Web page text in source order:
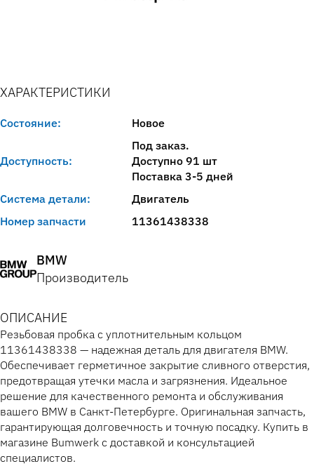
ХАРАКТЕРИСТИКИ
Состояние: Новое
Доступность:
Под заказ.
Доступно 91 шт
Поставка 3-5 дней
Система детали:
Двигатель
Номер запчасти
11361438338
BMW
Производитель
ОПИСАНИЕ
Резьбовая пробка с уплотнительным кольцом
11361438338 — надежная деталь для двигателя BMW.
Обеспечивает герметичное закрытие сливного отверстия,
предотвращая утечки масла и загрязнения. Идеальное
решение для качественного ремонта и обслуживания
вашего BMW в Санкт-Петербурге. Оригинальная запчасть,
гарантирующая долговечность и точную посадку. Купить в
магазине Bumwerk с доставкой и консультацией
специалистов.